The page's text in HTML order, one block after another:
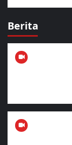
Berita